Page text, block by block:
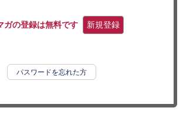
ガの登録は無料です 新規登録
パスワードを忘れた方